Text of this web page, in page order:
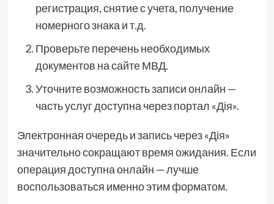
регистрация, снятие с учета, получение
номерного знака и т.д.
Проверьте перечень необходимых
документов на сайте МВД.
Уточните возможность записи онлайн —
часть услуг доступна через портал «Дія».
Электронная очередь и запись через «Дія»
значительно сокращают время ожидания. Если
операция доступна онлайн — лучше
воспользоваться именно этим форматом.